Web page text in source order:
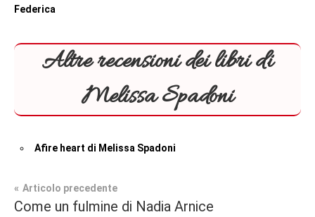
Federica
Altre recensioni dei libri di
Melissa Spadoni
Afire heart di Melissa Spadoni
Tag
Fantasy
Navigazione
Articolo precedente
Come un fulmine di Nadia Arnice